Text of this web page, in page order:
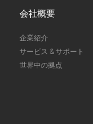
会社概要
企業紹介
サービス & サポート
世界中の拠点